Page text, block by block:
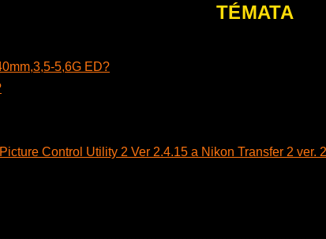
TÉMATA
5,6G ED?
Control Utility 2 Ver 2.4.15 a Nikon Transfer 2 ver.